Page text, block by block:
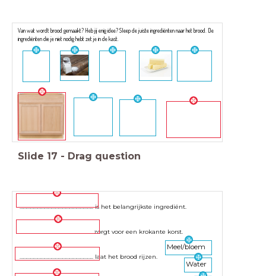
Van wat wordt brood gemaakt? Heb jij enig idee? Sleep de juiste ingrediënten naar het brood. De
ingrediënten die je niet nodig hebt zet je in de kast.
Slide 17 - Drag question
…………………………………………………….. is het belangrijkste ingrediënt.
……………………………………………………. zorgt voor een krokante korst.
…………………………………………………….. laat het brood rijzen.
Meel/bloem
Water